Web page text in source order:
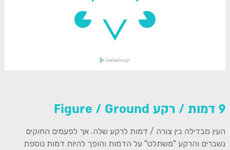
9 דמות / רקע Figure / Ground
העין מבדילה בין צורה / דמות לרקע שלה. אך לפעמים החוקים
נשברים והרקע "משתלט" על הדמות והופך להיות דמות נוספת